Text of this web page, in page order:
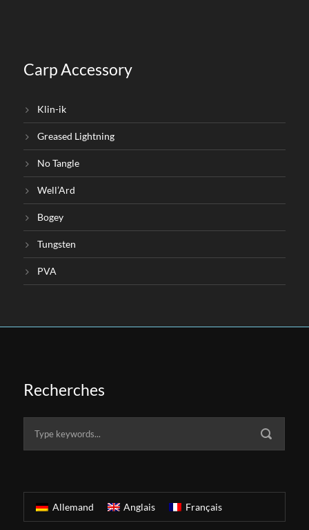
Carp Accessory
Klin-ik
Greased Lightning
No Tangle
Well’Ard
Bogey
Tungsten
PVA
Recherches
Allemand Anglais Français